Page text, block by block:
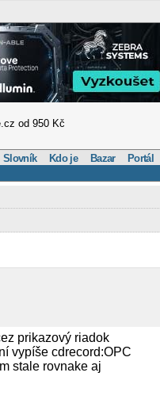
od 950 Kč
Slovník Kdo je Bazar Portál
prikazový riadok
vypíše cdrecord:OPC
stale rovnake aj